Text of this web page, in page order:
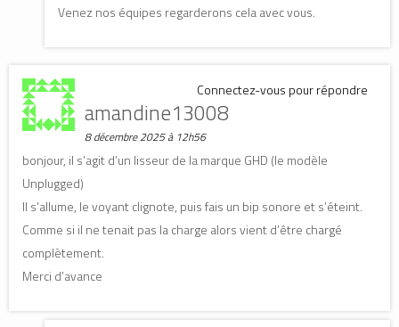
Venez nos équipes regarderons cela avec vous.
Connectez-vous pour répondre
amandine13008
8 décembre 2025 à 12h56
bonjour, il s’agit d’un lisseur de la marque GHD (le modèle
Unplugged)
Il s’allume, le voyant clignote, puis fais un bip sonore et s’éteint.
Comme si il ne tenait pas la charge alors vient d’être chargé
complètement.
Merci d’avance